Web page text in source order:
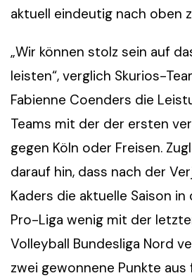
aktuell eindeutig nach oben
„Wir können stolz sein auf
leisten“, verglich Skurios-
Fabienne Coenders die
Teams mit der der ersten
gegen Köln oder Freisen.
darauf hin, dass nach der
Kaders die aktuelle Saison in
Pro-Liga wenig mit der
Volleyball Bundesliga Nord
zwei gewonnene Punkte